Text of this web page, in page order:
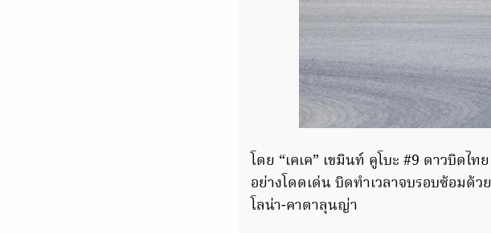
โดย “เคเค” เขมินท์ คูโบะ #9​ ดาวบิด
อย่างโดดเด่น บิดทำเวลาจบรอบซ้อมด้
โลน่า-คาตาลุนญ่า